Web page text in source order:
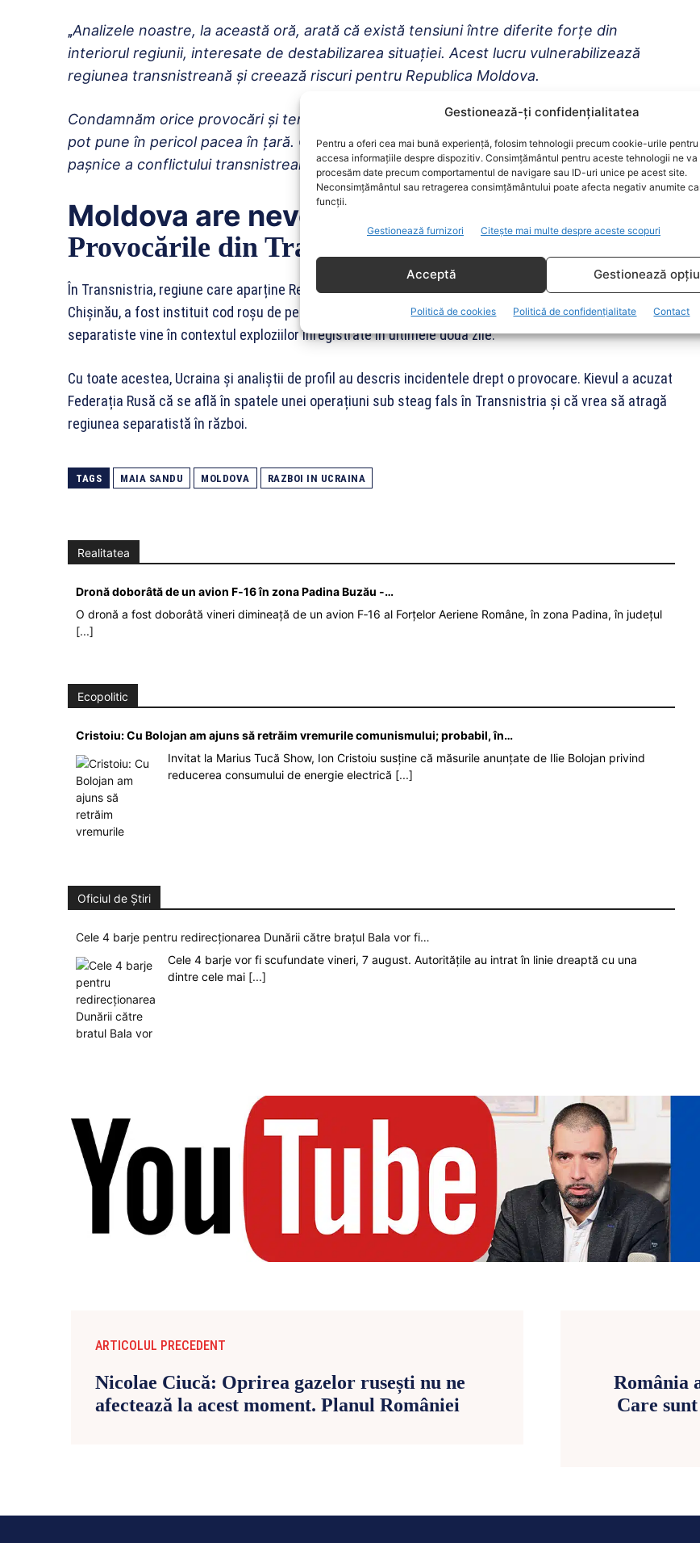
Gestionează-ți confidențialitatea
Pentru a oferi cea mai bună experiență, folosim tehnologii precum cookie-urile
accesa informațiile despre dispozitiv. Consimțământul pentru aceste tehnologii ne va
procesăm date precum comportamentul de navigare sau ID-uri unice pe acest site.
Neconsimțământul sau retragerea consimțământului poate afecta negativ anumite
funcții.
Gestionează furnizori Citește mai multe despre aceste scopuri
Acceptă Gestionează
Politică de cookies Politică de confidențialitate Contact
„Analizele noastre, la această oră, arată că există tensiuni între diferite forțe din
interiorul regiunii, interesate de destabilizarea situației. Acest lucru vulnerabilizează
regiunea transnistreană și creează riscuri pentru Republica Moldova.
Condamnăm orice provocări și tentative de a atrage Republica Moldova în acțiuni ce
pot pune în pericol pacea în țară. Chișinăul insistă în continuare asupra soluționării
pașnice a conflictului transnistrean”
, a mai spus președintele Republicii Moldova.
Moldova are nevoie de o armată puternică.
Provocările din Transnistria
În Transnistria, regiune care aparține Republicii Moldova, dar care în realitate nu este controlată de
Chișinău, a fost instituit cod roșu de pericol terorist pentru o perioadă de 15 zile. Măsura autorităților
separatiste vine în contextul exploziilor înregistrate în ultimele două zile.
Cu toate acestea, Ucraina și analiștii de profil au descris incidentele drept o provocare. Kievul a acuzat
Federația Rusă că se află în spatele unei operațiuni sub steag fals în Transnistria și că vrea să atragă
regiunea separatistă în război.
TAGS MAIA SANDU MOLDOVA RAZBOI IN UCRAINA
Realitatea
Dronă doborâtă de un avion F‑16 în zona Padina Buzău -…
O dronă a fost doborâtă vineri dimineață de un avion F‑16 al Forțelor Aeriene Române, în zona Padina, în județul
[...]
Ecopolitic
Cristoiu: Cu Bolojan am ajuns să retrăim vremurile comunismului; probabil, în…
Invitat la Marius Tucă Show, Ion Cristoiu susține că măsurile anunțate de Ilie Bolojan privind
reducerea consumului de energie electrică [...]
Oficiul de Știri
Cele 4 barje pentru redirecționarea Dunării către brațul Bala vor fi…
Cele 4 barje vor fi scufundate vineri, 7 august. Autoritățile au intrat în linie dreaptă cu una
dintre cele mai [...]
ARTICOLUL PRECEDENT
Nicolae Ciucă: Oprirea gazelor rusești nu ne
afectează la acest moment. Planul României
România
Care